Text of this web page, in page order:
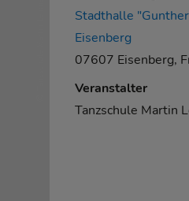
Stadthalle
Eisenberg
07607 Eisenberg,
Veranstalter
Tanzschule Martin